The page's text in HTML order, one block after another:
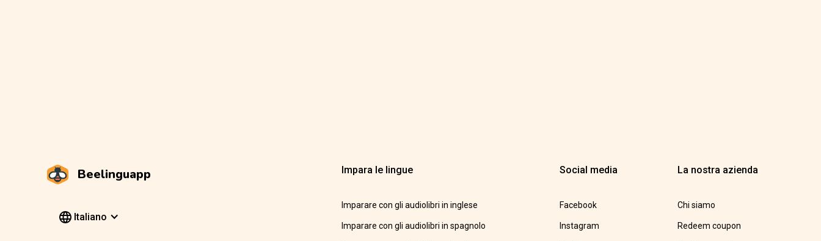
Beelinguapp
Italiano
Impara le lingue
Imparare con gli audiolibri in inglese
Imparare con gli audiolibri in spagnolo
Social media
Facebook
Instagram
La nostra azienda
Chi siamo
Redeem coupon